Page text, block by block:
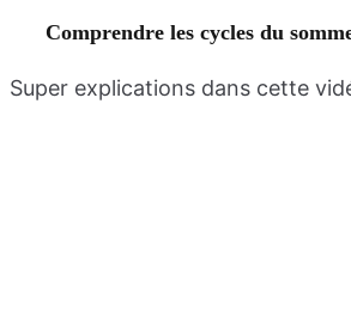
Comprendre les cycles du
Super explications dans cette